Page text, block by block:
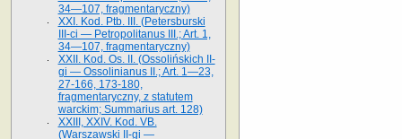
34—107, fragmentaryczny)
XXI. Kod. Ptb. III. (Petersburski
III-ci — Petropolitanus III.; Art. 1,
34—107, fragmentaryczny)
XXII. Kod. Os. II. (Ossolińskich II-
gi — Ossolinianus II.; Art. 1—23,
27-166, 173-180,
fragmentaryczny, z statutem
warckim; Summarius art. 128)
XXIII, XXIV. Kod. VB.
(Warszawski II-gi —